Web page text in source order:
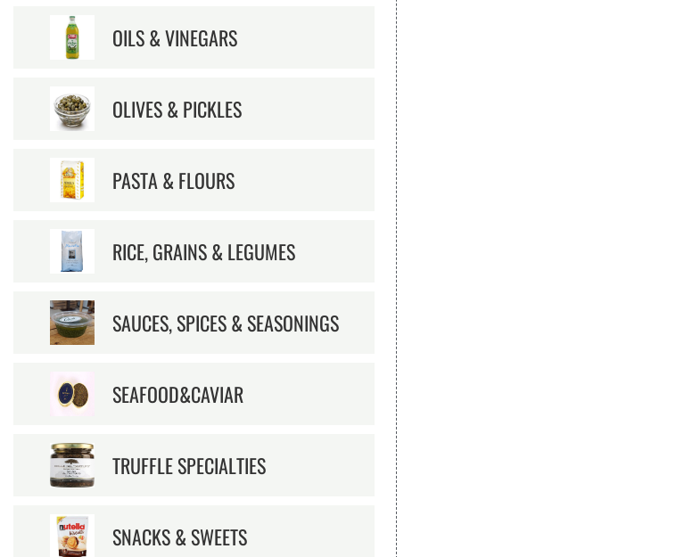
OILS & VINEGARS
OLIVES & PICKLES
PASTA & FLOURS
RICE, GRAINS & LEGUMES
SAUCES, SPICES & SEASONINGS
SEAFOOD&CAVIAR
TRUFFLE SPECIALTIES
SNACKS & SWEETS